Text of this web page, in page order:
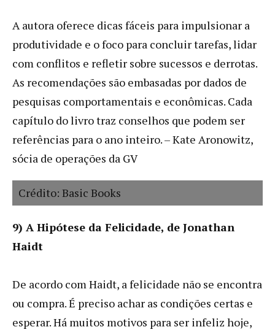
A autora oferece dicas fáceis para impulsionar a
produtividade e o foco para concluir tarefas, lidar
com conflitos e refletir sobre sucessos e derrotas.
As recomendações são embasadas por dados de
pesquisas comportamentais e econômicas. Cada
capítulo do livro traz conselhos que podem ser
referências para o ano inteiro. – Kate Aronowitz,
sócia de operações da GV
Crédito: Basic Books
9) A Hipótese da Felicidade, de Jonathan
Haidt
De acordo com Haidt, a felicidade não se encontra
ou compra. É preciso achar as condições certas e
esperar. Há muitos motivos para ser infeliz hoje,